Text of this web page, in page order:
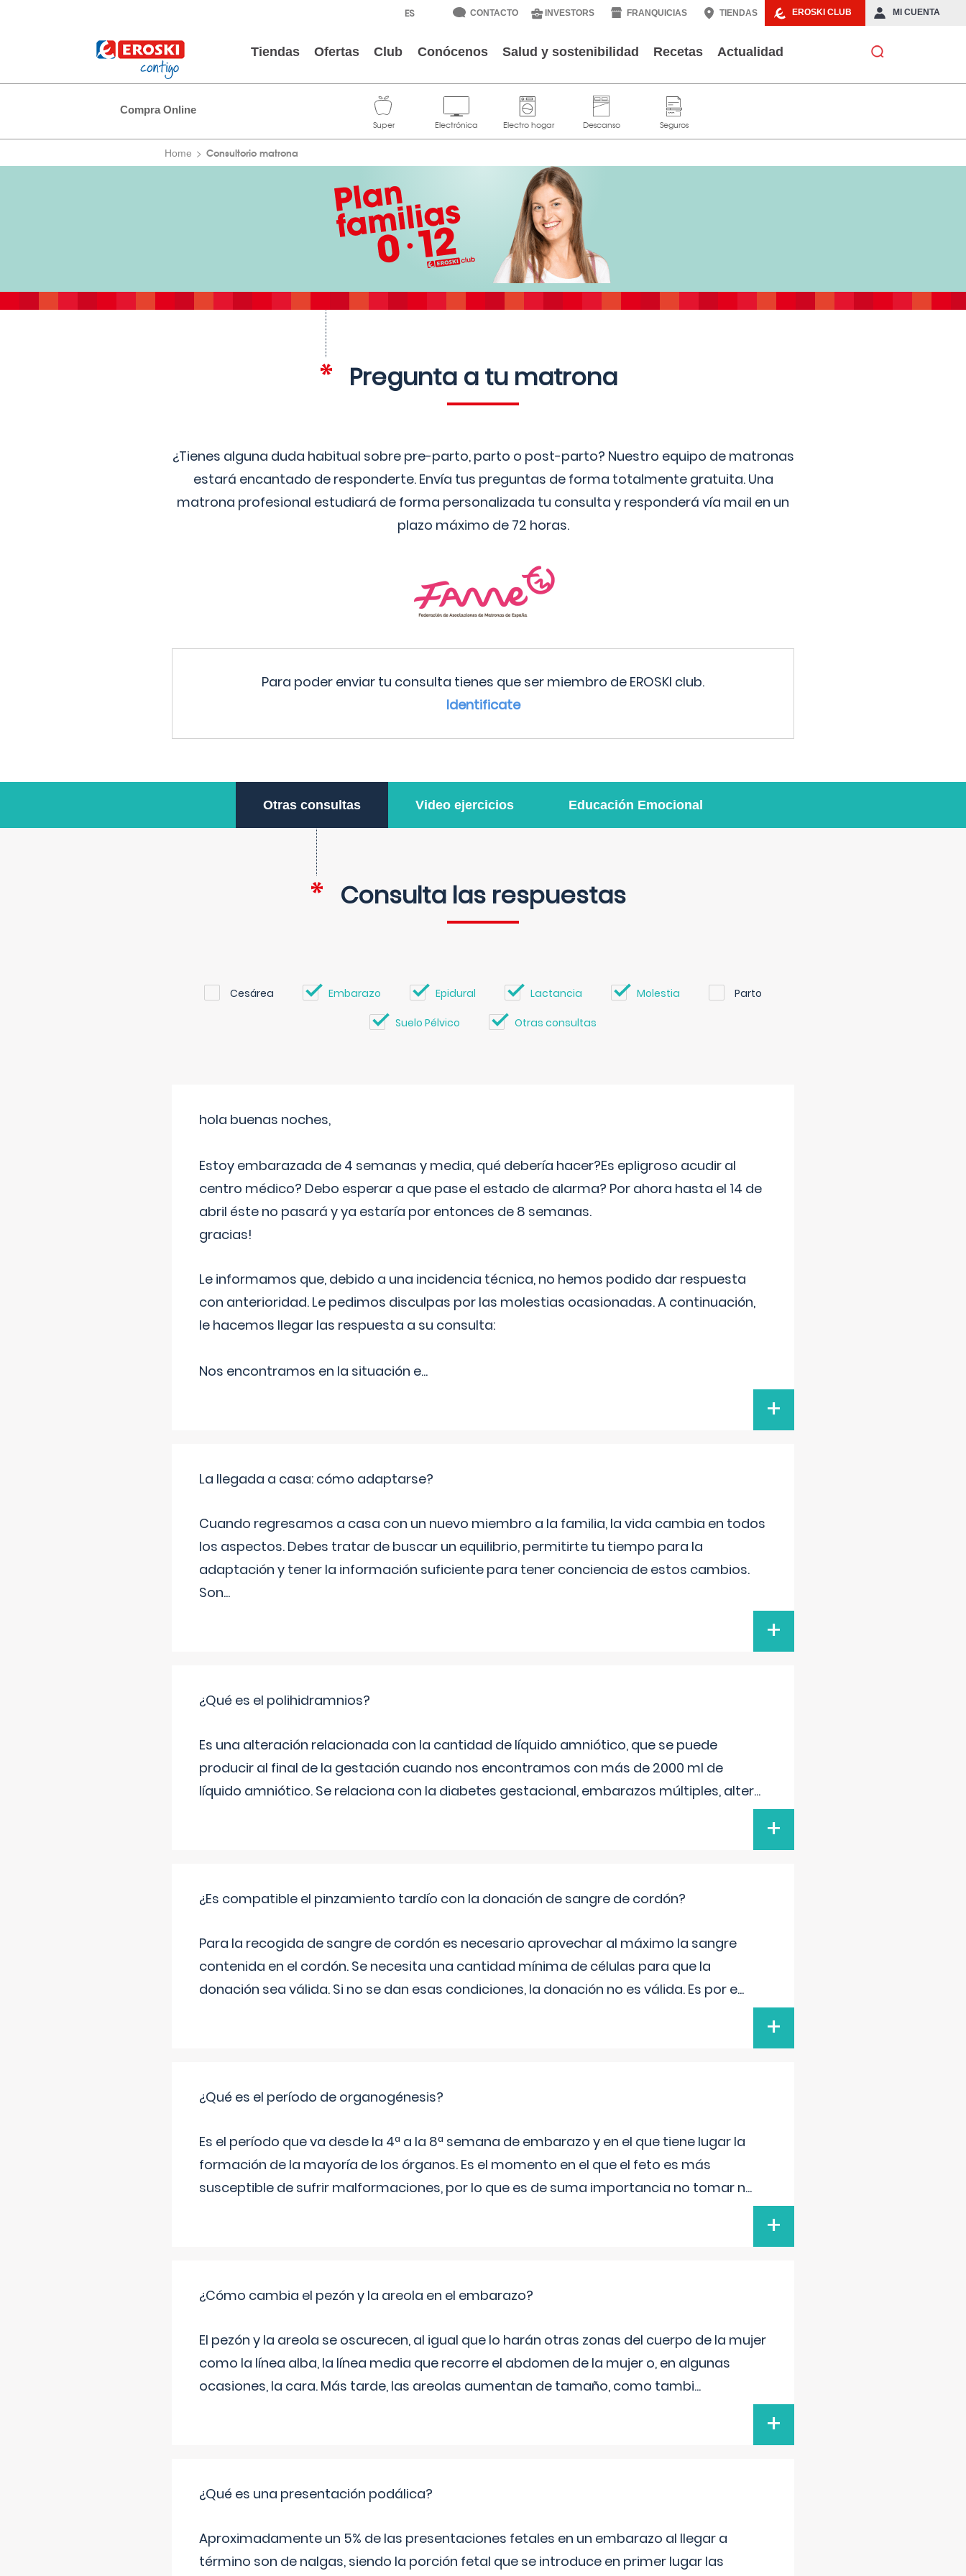
EROSKI CLUB MI CUENTA
CONTACTO INVESTORS FRANQUICIAS TIENDAS
Tiendas Ofertas Club Conócenos Salud y sostenibilidad Recetas Actualidad
Compra Online
Home Consultorio matrona
Pregunta a tu matrona
¿Tienes alguna duda habitual sobre pre-parto, parto o post-parto? Nuestro equipo de matronas
estará encantado de responderte. Envía tus preguntas de forma totalmente gratuita. Una
matrona profesional estudiará de forma personalizada tu consulta y responderá vía mail en un
plazo máximo de 72 horas.
Para poder enviar tu consulta tienes que ser miembro de EROSKI club.
Identificate
Otras consultas Video ejercicios Educación Emocional
Consulta las respuestas
Cesárea Embarazo Epidural Lactancia Molestia Parto
Suelo Pélvico Otras consultas
hola buenas noches,
Estoy embarazada de 4 semanas y media, qué debería hacer?Es epligroso acudir al
centro médico? Debo esperar a que pase el estado de alarma? Por ahora hasta el 14 de
abril éste no pasará y ya estaría por entonces de 8 semanas.
gracias!
Le informamos que, debido a una incidencia técnica, no hemos podido dar respuesta
con anterioridad. Le pedimos disculpas por las molestias ocasionadas. A continuación,
le hacemos llegar las respuesta a su consulta:
Nos encontramos en la situación e...
+
La llegada a casa: cómo adaptarse?
Cuando regresamos a casa con un nuevo miembro a la familia, la vida cambia en todos
los aspectos. Debes tratar de buscar un equilibrio, permitirte tu tiempo para la
adaptación y tener la información suficiente para tener conciencia de estos cambios.
Son...
+
¿Qué es el polihidramnios?
Es una alteración relacionada con la cantidad de líquido amniótico, que se puede
producir al final de la gestación cuando nos encontramos con más de 2000 ml de
líquido amniótico. Se relaciona con la diabetes gestacional, embarazos múltiples, alter...
+
¿Es compatible el pinzamiento tardío con la donación de sangre de cordón?
Para la recogida de sangre de cordón es necesario aprovechar al máximo la sangre
contenida en el cordón. Se necesita una cantidad mínima de células para que la
donación sea válida. Si no se dan esas condiciones, la donación no es válida. Es por e...
+
¿Qué es el período de organogénesis?
Es el período que va desde la 4ª a la 8ª semana de embarazo y en el que tiene lugar la
formación de la mayoría de los órganos. Es el momento en el que el feto es más
susceptible de sufrir malformaciones, por lo que es de suma importancia no tomar n...
+
¿Cómo cambia el pezón y la areola en el embarazo?
El pezón y la areola se oscurecen, al igual que lo harán otras zonas del cuerpo de la mujer
como la línea alba, la línea media que recorre el abdomen de la mujer o, en algunas
ocasiones, la cara. Más tarde, las areolas aumentan de tamaño, como tambi...
+
¿Qué es una presentación podálica?
Aproximadamente un 5% de las presentaciones fetales en un embarazo al llegar a
término son de nalgas, siendo la porción fetal que se introduce en primer lugar las